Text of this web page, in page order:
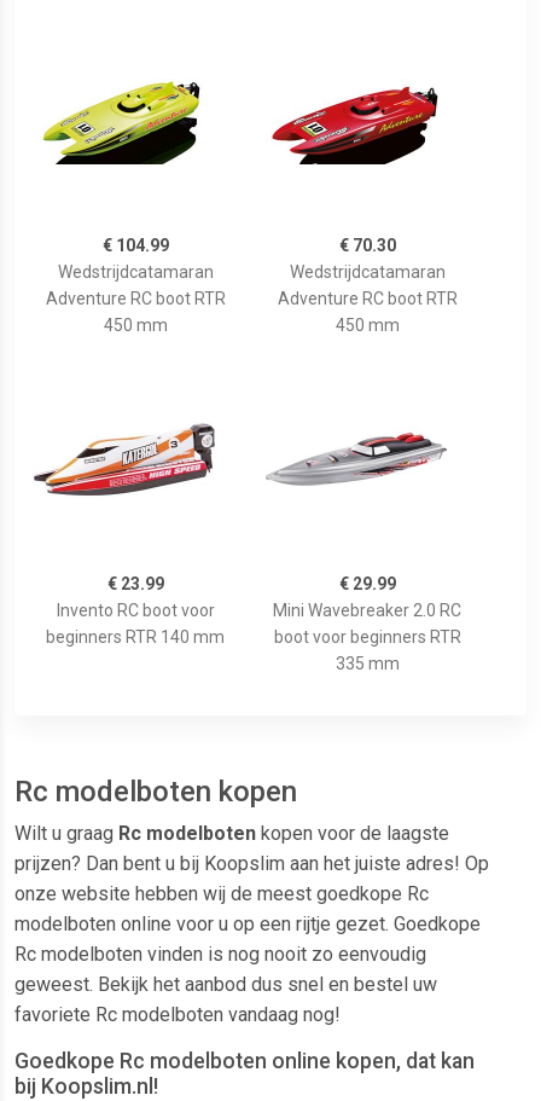
€ 104.99
Wedstrijdcatamaran
Adventure RC boot RTR
450 mm
€ 70.30
Wedstrijdcatamaran
Adventure RC boot RTR
450 mm
€ 23.99
Invento RC boot voor
beginners RTR 140 mm
€ 29.99
Mini Wavebreaker 2.0 RC
boot voor beginners RTR
335 mm
Rc modelboten kopen
Wilt u graag Rc modelboten kopen voor de laagste
prijzen? Dan bent u bij Koopslim aan het juiste adres! Op
onze website hebben wij de meest goedkope Rc
modelboten online voor u op een rijtje gezet. Goedkope
Rc modelboten vinden is nog nooit zo eenvoudig
geweest. Bekijk het aanbod dus snel en bestel uw
favoriete Rc modelboten vandaag nog!
Goedkope Rc modelboten online kopen, dat kan
bij Koopslim.nl!